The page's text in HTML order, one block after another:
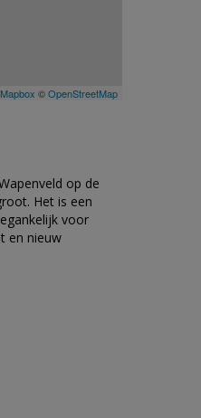
Mapbox ©OpenStreetMap
op de
Het is een
voor
en nieuw